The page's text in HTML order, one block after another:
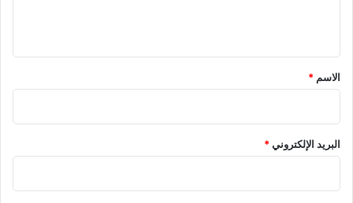
*
الاسم *
البريد الإلكتروني*